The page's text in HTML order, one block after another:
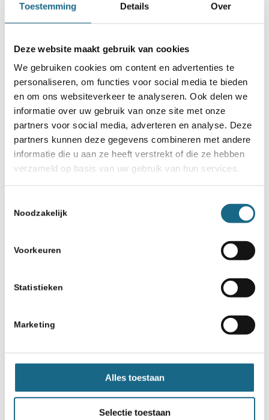
Toestemming Details Over
Deze website maakt gebruik van cookies
We gebruiken cookies om content en advertenties te
personaliseren, om functies voor social media te bieden
en om ons websiteverkeer te analyseren. Ook delen we
informatie over uw gebruik van onze site met onze
partners voor social media, adverteren en analyse. Deze
partners kunnen deze gegevens combineren met andere
informatie die u aan ze heeft verstrekt of die ze hebben
verzameld op basis van uw gebruik van hun services.
Noodzakelijk
Voorkeuren
Statistieken
Marketing
Alles toestaan
Selectie toestaan
Categorie
Schaaknieuws
Deel dit stuk
Misschien ook iets voor u
Anish Giri in FIDE Grand Prix
Palma de Mallorca
1 november 2018